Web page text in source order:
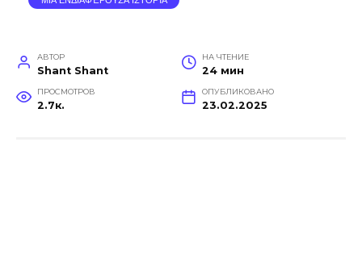
АВТОР
Shant Shant
НА ЧТЕНИЕ
24 мин
ПРОСМОТРОВ
2.7к.
ОПУБЛИКОВАНО
23.02.2025